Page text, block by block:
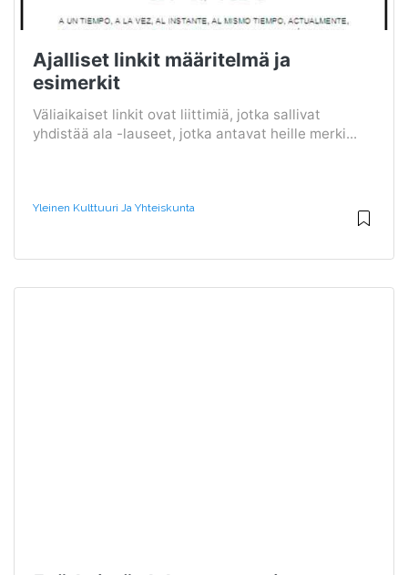
Ajalliset linkit määritelmä ja
esimerkit
Väliaikaiset linkit ovat liittimiä, jotka sallivat
yhdistää ala -lauseet, jotka antavat heille merki...
Yleinen Kulttuuri Ja Yhteiskunta